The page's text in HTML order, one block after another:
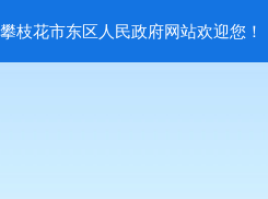
攀枝花市东区人民政府网站欢迎您！